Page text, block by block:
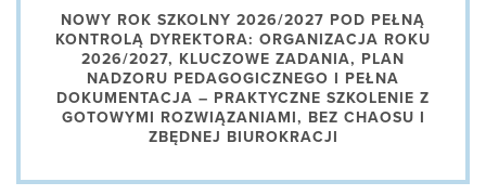
NOWY ROK SZKOLNY 2026/2027 POD PEŁNĄ
KONTROLĄ DYREKTORA: ORGANIZACJA ROKU
2026/2027, KLUCZOWE ZADANIA, PLAN
NADZORU PEDAGOGICZNEGO I PEŁNA
DOKUMENTACJA – PRAKTYCZNE SZKOLENIE Z
GOTOWYMI ROZWIĄZANIAMI, BEZ CHAOSU I
ZBĘDNEJ BIUROKRACJI